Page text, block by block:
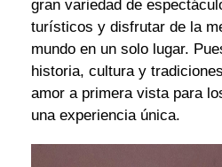
gran variedad de
turísticos y disfrutar de la
mundo en un solo lugar.
historia, cultura y
amor a primera vista para
una experiencia única.